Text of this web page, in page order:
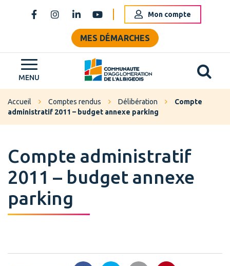
Lien vers le compte Facebook
Lien vers le compte Instagram
Lien vers le compte Linkedin
Lien vers la chaîne Youtube
Mon compte
MES DÉMARCHES
MENU Grand Albigeois
Accueil Comptes rendus Délibération
Compte
administratif 2011 – budget annexe parking
Compte administratif
2011 – budget annexe
parking